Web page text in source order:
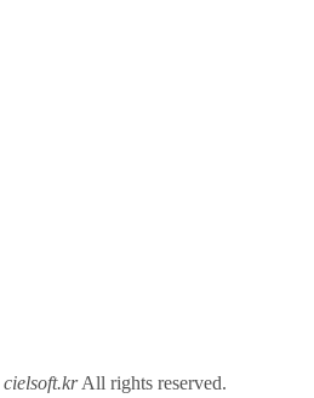
cielsoft.krAll rights reserved.